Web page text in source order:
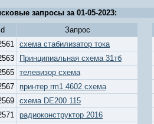
запросы за 01-05-2023:
Запрос
схема стабилизатор тока
Принципиальная схема 31тб
телевизор схема
принтер rm1 4602 схема
схема DE200 115
радиоконструктор 2016